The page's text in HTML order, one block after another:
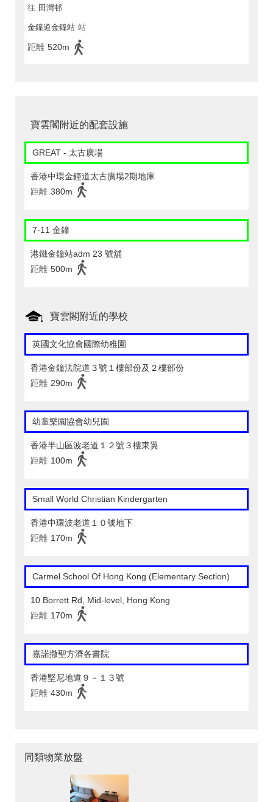
往 田灣邨
金鐘道金鐘站 站
距離 520m
寶雲閣附近的配套設施
GREAT - 太古廣場
香港中環金鐘道太古廣場2期地庫
距離 380m
7-11 金鐘
港鐵金鐘站adm 23 號舖
距離 500m
寶雲閣附近的學校
英國文化協會國際幼稚園
香港金鐘法院道３號１樓部份及２樓部份
距離 290m
幼童樂園協會幼兒園
香港半山區波老道１２號３樓東翼
距離 100m
Small World Christian Kindergarten
香港中環波老道１０號地下
距離 170m
Carmel School Of Hong Kong (Elementary Section)
10 Borrett Rd, Mid-level, Hong Kong
距離 170m
嘉諾撒聖方濟各書院
香港堅尼地道９－１３號
距離 430m
同類物業放盤